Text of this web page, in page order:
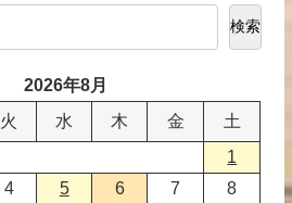
検索
2026年8月
火 水 木 金
土
1
4 5 6 7
8